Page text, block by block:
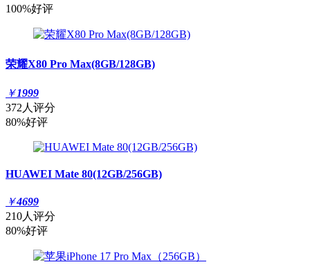
100%好评
荣耀X80 Pro Max(8GB/128GB)
￥1999
372人评分
80%好评
HUAWEI Mate 80(12GB/256GB)
￥4699
210人评分
80%好评